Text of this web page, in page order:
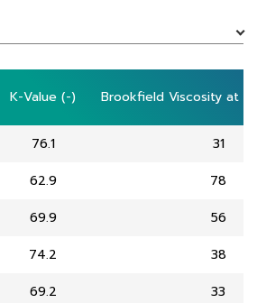
K-Value (-) Brookfield Viscosity at
76.1
31
62.9
78
69.9
56
74.2
38
69.2
33
K-Value (-) Brookfield Viscosity at